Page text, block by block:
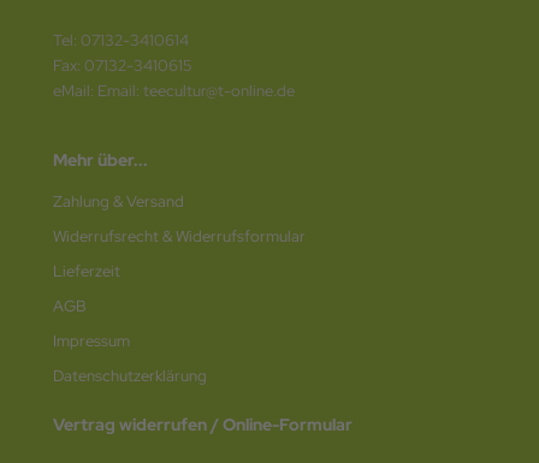
Tel: 07132-3410614
Fax: 07132-3410615
eMail: Email: teecultur@t-online.de
Mehr über...
Zahlung & Versand
Widerrufsrecht & Widerrufsformular
Lieferzeit
AGB
Impressum
Datenschutz­erklärung
Vertrag widerrufen / Online-Formular